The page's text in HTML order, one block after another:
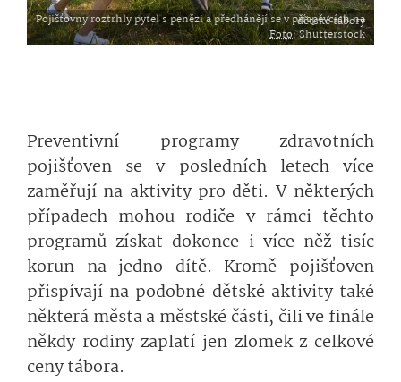
Pojišťovny roztrhly pytel s penězi a předhánějí se v příspěvcích na dětské tábory
Foto: Shutterstock
Preventivní programy zdravotních
pojišťoven se v posledních letech více
zaměřují na aktivity pro děti. V některých
případech mohou rodiče v rámci těchto
programů získat dokonce i více něž tisíc
korun na jedno dítě. Kromě pojišťoven
přispívají na podobné dětské aktivity také
některá města a městské části, čili ve finále
někdy rodiny zaplatí jen zlomek z celkové
ceny tábora.